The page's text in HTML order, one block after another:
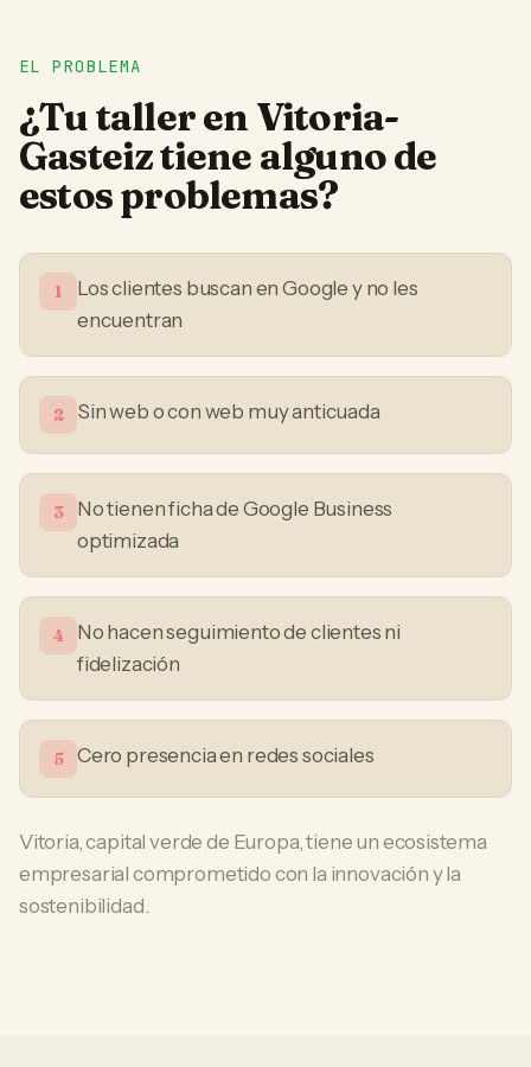
EL PROBLEMA
¿Tutalleren Vitoria-
Gasteiztiene alguno de
estos problemas?
1
Los clientes buscan en Google y no les
encuentran
2 Sin web o con web muy anticuada
3
No tienen ficha de Google Business
optimizada
4
No hacen seguimiento de clientes ni
fidelización
5 Cero presencia en redes sociales
Vitoria, capital verde de Europa, tiene un ecosistema
empresarial comprometido con la innovación y la
sostenibilidad.